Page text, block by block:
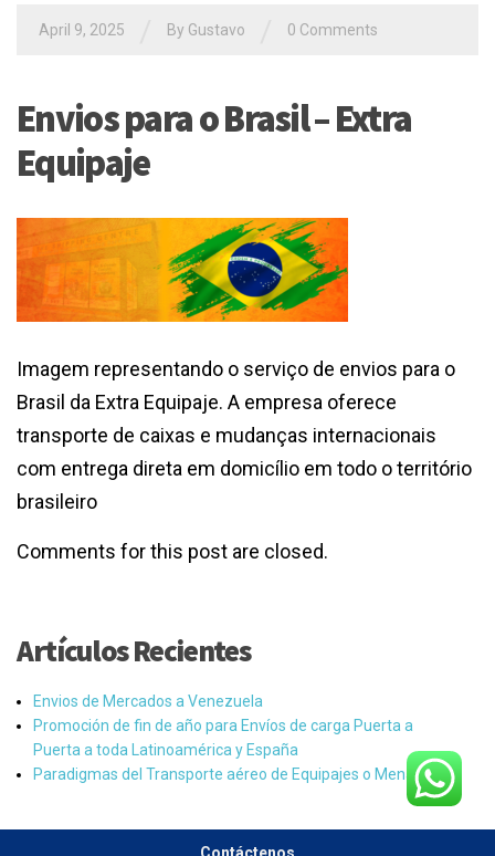
April 9, 2025 By Gustavo 0 Comments
Envios para o Brasil – Extra
Equipaje
Imagem representando o serviço de envios para o
Brasil da Extra Equipaje. A empresa oferece
transporte de caixas e mudanças internacionais
com entrega direta em domicílio em todo o território
brasileiro
Comments for this post are closed.
Artículos Recientes
Envios de Mercados a Venezuela
Promoción de fin de año para Envíos de carga Puerta a
Puerta a toda Latinoamérica y España
Paradigmas del Transporte aéreo de Equipajes o Menajes